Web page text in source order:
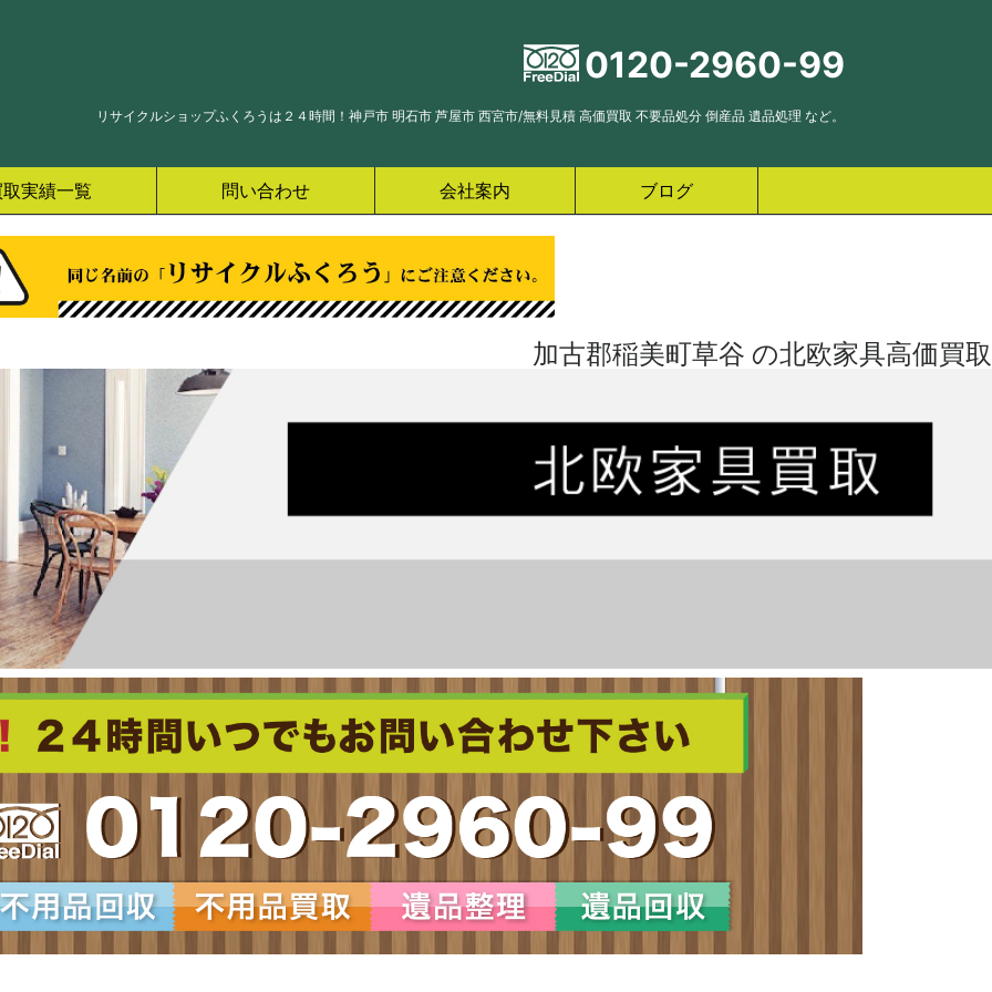
0120-2960-99
リサイクルショップふくろうは２４時間！神戸市 明石市 芦屋市 西宮市/無料見積 高価買取 不要品処分 倒産品 遺品処理 など。
実績一覧 問い合わせ 会社案内 ブログ
加古郡稲美町草谷 の北欧家具高価買取